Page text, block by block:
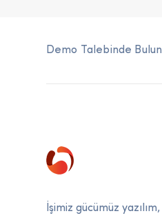
Demo Talebinde Bulun
İşimiz gücümüz yazılım,